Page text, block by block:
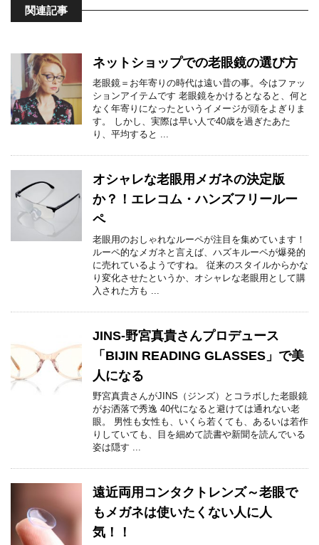
関連記事
ネットショップでの老眼鏡の選び方
老眼鏡＝お年寄りの時代は遠い昔の事。今はファッ
ションアイテムです 老眼鏡をかけるとなると、何と
なく年寄りになったというイメージが頭をよぎりま
す。 しかし、実際は早い人で40歳を過ぎたあた
り、平均すると ...
オシャレな老眼用メガネの決定版
か？！エレコム・ハンズフリールー
ペ
老眼用のおしゃれなルーペが注目を集めています！
ルーペ的なメガネと言えば、ハズキルーペが爆発的
に売れているようですね。 従来のスタイルからかな
り変化させたというか、オシャレな老眼用として購
入された方も ...
JINS-野宮真貴さんプロデュース
「BIJIN READING GLASSES」で美
人になる
野宮真貴さんがJINS（ジンズ）とコラボした老眼鏡
がお洒落で秀逸 40代になると避けては通れない老
眼。 男性も女性も、いくら若くても、あるいは若作
りしていても、目を細めて読書や新聞を読んでいる
姿は隠す ...
遠近両用コンタクトレンズ～老眼で
もメガネは使いたくない人に人
気！！